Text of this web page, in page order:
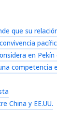
que su
en
competencia
China y EE.UU.